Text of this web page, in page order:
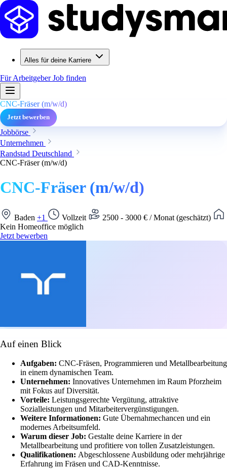
Alles für deine Karriere
Für ArbeitgeberJob finden
CNC-Fräser (m/w/d)
Jetzt bewerben
Jobbörse
Unternehmen
Randstad Deutschland
CNC-Fräser (m/w/d)
CNC-Fräser (m/w/d)
Baden +1 Vollzeit
2500 - 3000 € / Monat (geschätzt)
Kein Homeoffice möglich
Jetzt bewerben
Auf einen Blick
Aufgaben: CNC-Fräsen, Programmieren und Metallbearbeitung
in einem dynamischen Team.
Unternehmen: Innovatives Unternehmen im Raum Pforzheim
mit Fokus auf Diversität.
Vorteile: Leistungsgerechte Vergütung, attraktive
Sozialleistungen und Mitarbeitervergünstigungen.
Weitere Informationen: Gute Übernahmechancen und ein
modernes Arbeitsumfeld.
Warum dieser Job: Gestalte deine Karriere in der
Metallbearbeitung und profitiere von tollen Zusatzleistungen.
Qualifikationen: Abgeschlossene Ausbildung oder mehrjährige
Erfahrung im Fräsen und CAD-Kenntnisse.